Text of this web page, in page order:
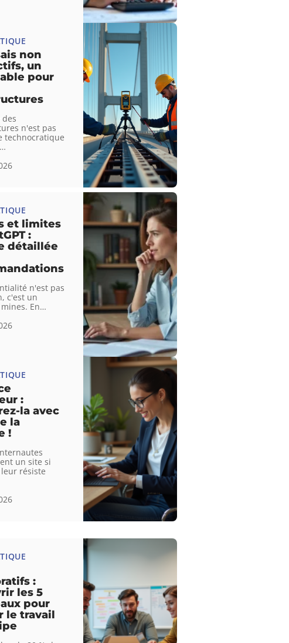
non
un
pour
n'est pas
technocratique
…
et limites
:
détaillée
n'est pas
c'est un
En…
:
la avec
la
!
un site si
résiste
:
les 5
pour
le travail